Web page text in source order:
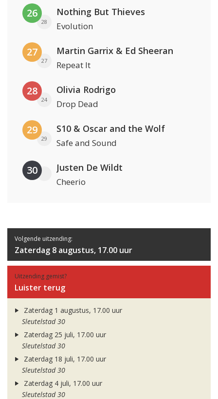
26
28
Nothing But Thieves
Evolution
27
27
Martin Garrix & Ed Sheeran
Repeat It
28
24
Olivia Rodrigo
Drop Dead
29
29
S10 & Oscar and the Wolf
Safe and Sound
30 Justen De Wildt
Cheerio
Volgende uitzending:
Zaterdag 8 augustus, 17.00 uur
Uitzending gemist?
Luister terug
Zaterdag 1 augustus, 17.00 uur
Sleutelstad 30
Zaterdag 25 juli, 17.00 uur
Sleutelstad 30
Zaterdag 18 juli, 17.00 uur
Sleutelstad 30
Zaterdag 4 juli, 17.00 uur
Sleutelstad 30